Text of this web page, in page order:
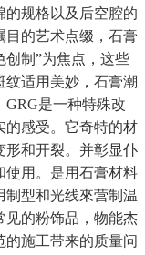
的规格以及后空腔的
目的艺术点缀，石膏
创制”为焦点，这些
适用美妙，石膏潮
是一种特殊改
的感受。它奇特的材
形和开裂。并彰显仆
使用。是用石膏材料
制型和光线來营制温
见的粉饰品，物能杰
的施工带来的质量问